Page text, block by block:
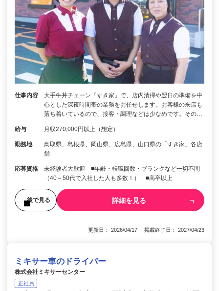
仕事内容
大手牛丼チェーン『すき家』で、店内清掃や翌日の準備を中
心とした深夜時間帯の業務をお任せします。お客様の来店も
落ち着いているので、接客・調理などは少なめです。その…
給与 月収270,000円以上（想定）
勤務地
鳥取県、島根県、岡山県、広島県、山口県の「すき家」各店
舗
応募資格
未経験者大歓迎 ■年齢・転職回数・ブランクなど一切不問
（40～50代で入社した人も多数！） ■高卒以上
後で見る 詳細を見る
更新日： 2026/04/17 掲載終了日： 2027/04/23
ミキサー車のドライバー
株式会社ミキサーセンター
正社員